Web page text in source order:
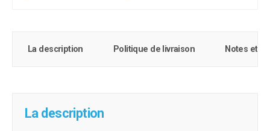
La description Politique de livraison Notes et
La description